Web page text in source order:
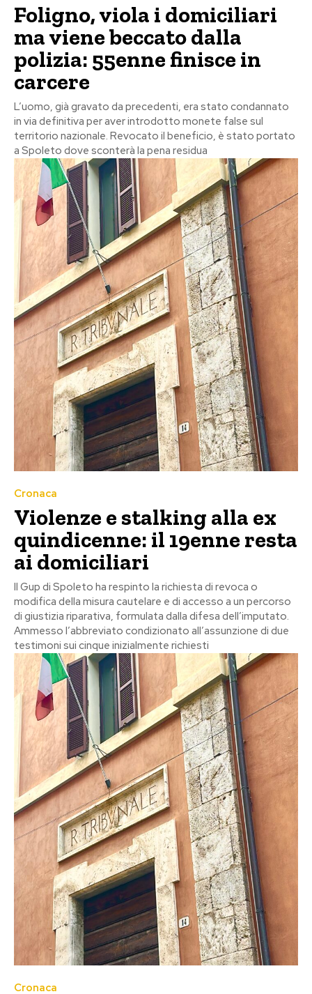
Foligno, viola i domiciliari
ma viene beccato dalla
polizia: 55enne finisce in
carcere
L’uomo, già gravato da precedenti, era stato condannato
in via definitiva per aver introdotto monete false sul
territorio nazionale. Revocato il beneficio, è stato portato
a Spoleto dove sconterà la pena residua
Cronaca
Violenze e stalking alla ex
quindicenne: il 19enne resta
ai domiciliari
Il Gup di Spoleto ha respinto la richiesta di revoca o
modifica della misura cautelare e di accesso a un percorso
di giustizia riparativa, formulata dalla difesa dell’imputato.
Ammesso l’abbreviato condizionato all’assunzione di due
testimoni sui cinque inizialmente richiesti
Cronaca